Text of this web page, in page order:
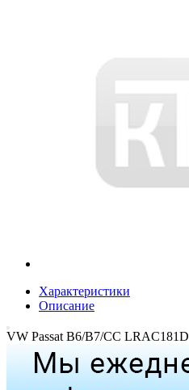
Характеристики
Описание
VW Passat B6/B7/CC LRAC181D